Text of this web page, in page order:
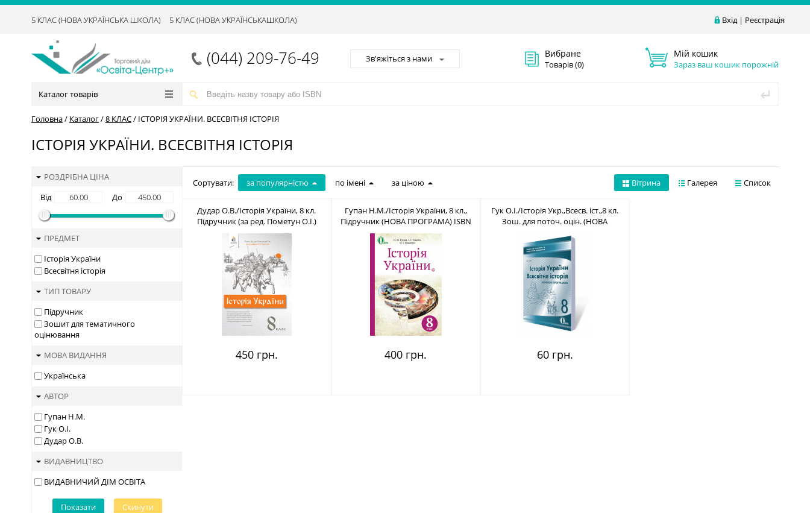
Вхід| Реєстрація
5 КЛАС (НОВА УКРАЇНСЬКА ШКОЛА) 5 КЛАС (НОВА УКРАЇНСЬКАШКОЛА)
(044) 209-76-49 Зв'яжіться з нами Вибране
Товарів (0)
Мій кошик
Зараз ваш кошик порожній
Каталог товарів
Головна/ Каталог/8 КЛАС/ ІСТОРІЯ УКРАЇНИ. ВСЕСВІТНЯ ІСТОРІЯ
ІСТОРІЯ УКРАЇНИ. ВСЕСВІТНЯ ІСТОРІЯ
РОЗДРІБНА ЦІНА
Від
До
ПРЕДМЕТ
Історія України
Всесвітня історія
ТИП ТОВАРУ
Підручник
Зошит для тематичного
оцінювання
МОВА ВИДАННЯ
Українська
АВТОР
Гупан Н.М.
Гук О.І.
Дудар О.В.
ВИДАВНИЦТВО
ВИДАВНИЧИЙ ДІМ ОСВІТА
Показати Скинути
Список
Галерея
Вітрина
Сортувати: за популярністю по імені за ціною
Дудар О.В./Історія України, 8 кл.
Підручник (за ред. Пометун О.І.)
ISBN 978-966-983-217-7
450 грн.
Гупан Н.М./Історія України, 8 кл.,
Підручник (НОВА ПРОГРАМА) ISBN
978-617-656-518-5
400 грн.
Гук О.І./Історія Укр.,Всесв. іст.,8 кл.
Зош. для поточ. оцін. (НОВА
60 грн.